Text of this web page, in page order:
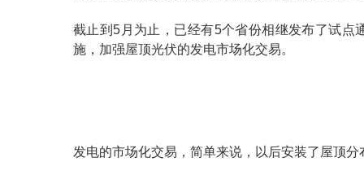
截止到5月为止，已经有5个省份相继发布了试点
施，加强屋顶光伏的发电市场化交易。
发电的市场化交易，简单来说，以后安装了屋顶